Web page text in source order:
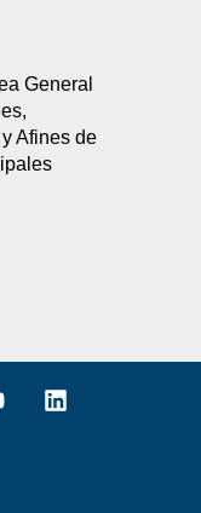
General
Afines de